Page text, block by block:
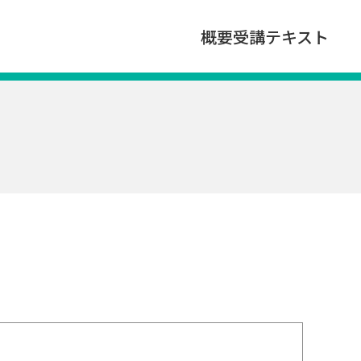
概要受講テキスト